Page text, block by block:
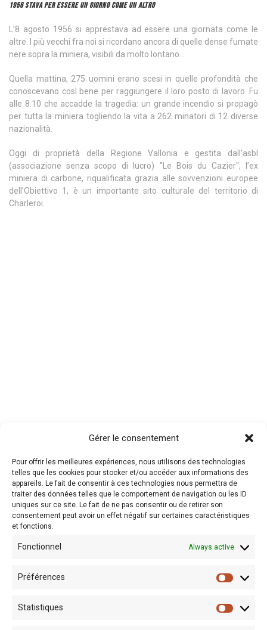
Gérer le consentement
Pour offrir les meilleures expériences, nous utilisons des technologies
telles que les cookies pour stocker et/ou accéder aux informations des
appareils. Le fait de consentir à ces technologies nous permettra de
traiter des données telles que le comportement de navigation ou les ID
uniques sur ce site. Le fait de ne pas consentir ou de retirer son
consentement peut avoir un effet négatif sur certaines caractéristiques
et fonctions.
Fonctionnel Always active
Préférences
Statistiques
1956 STAVA PER ESSERE UN GIORNO COME UN ALTRO
L’8 agosto 1956 si apprestava ad essere una giornata come le
altre. I più vecchi fra noi si ricordano ancora di quelle dense fumate
nere sopra la miniera, visibili da molto lontano…
Quella mattina, 275 uomini erano scesi in quelle profondità che
conoscevano così bene per raggiungere il loro posto di lavoro. Fu
alle 8.10 che accadde la tragedia: un grande incendio si propagò
per tutta la miniera togliendo la vita a 262 minatori di 12 diverse
nazionalità.
Oggi di proprietà della Regione Vallonia e gestita dall'asbl
(associazione senza scopo di lucro) "Le Bois du Cazier", l’ex
miniera di carbone, riqualificata grazia alle sovvenzioni europee
dell’Obiettivo 1, è un importante sito culturale del territorio di
Charleroi.
RECHERCHE